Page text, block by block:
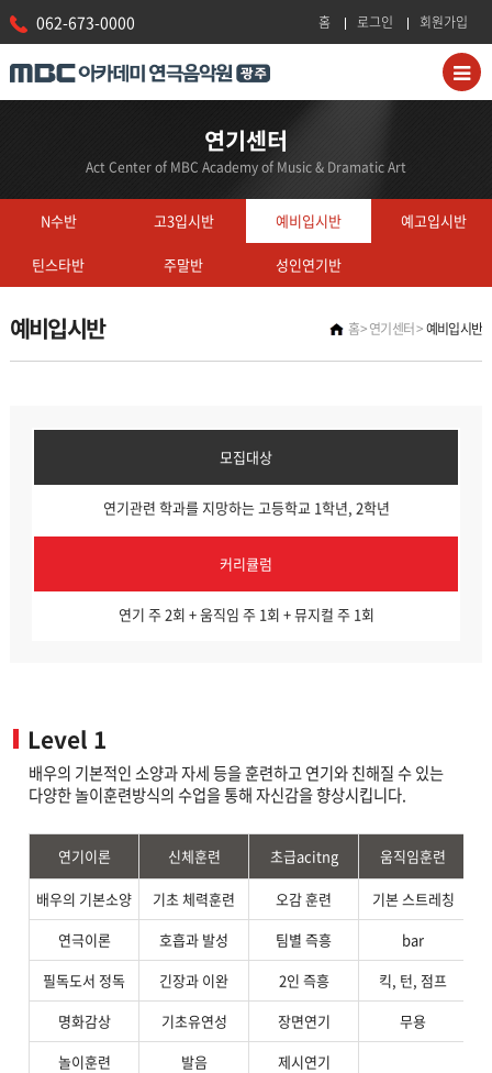
062-673-0000 홈 로그인 회원가입
연기센터
Act Center of MBC Academy of Music & Dramatic Art
N수반 고3입시반 예비입시반 예고입시반
틴스타반 주말반 성인연기반
예비입시반 홈 연기센터 예비입시반
모집대상
연기관련 학과를 지망하는 고등학교 1학년, 2학년
커리큘럼
연기 주 2회 + 움직임 주 1회 + 뮤지컬 주 1회
Level 1
배우의 기본적인 소양과 자세 등을 훈련하고 연기와 친해질 수 있는
다양한 놀이훈련방식의 수업을 통해 자신감을 향상시킵니다.
연기이론 신체훈련 초급acitng 움직임훈련
배우의 기본소양 기초 체력훈련 오감 훈련 기본 스트레칭
연극이론
호흡과 발성 팀별 즉흥
bar
필독도서 정독
긴장과 이완 2인 즉흥
킥, 턴, 점프
명화감상
기초유연성 장면연기
무용
놀이훈련
발음 제시연기